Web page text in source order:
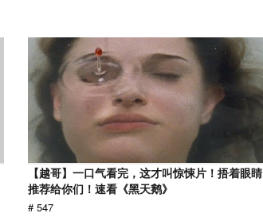
【越哥】一口气看完，这才叫惊悚片！捂着眼睛
推荐给你们！速看《黑天鹅》
# 547